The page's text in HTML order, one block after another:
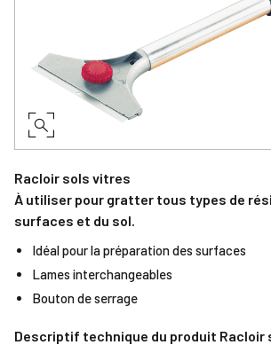
Racloir sols vitres
À utiliser pour gratter tous types de
surfaces et du sol.
Idéal pour la préparation des surfaces
Lames interchangeables
Bouton de serrage
Descriptif technique du produit